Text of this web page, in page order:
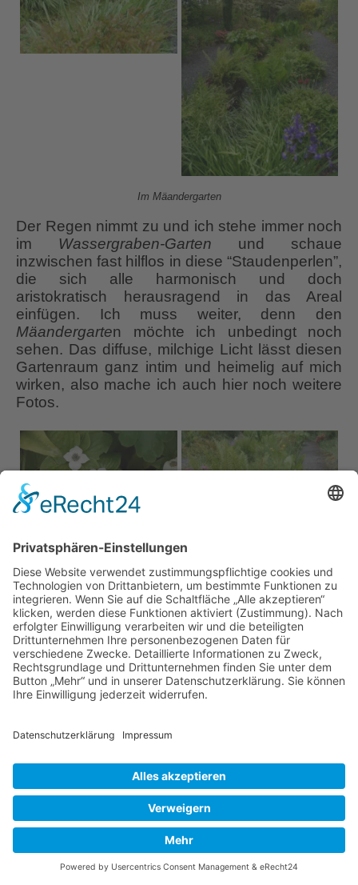
Im Mäandergarten
Der Regen nimmt zu und ich stehe immer noch
im Wassergraben-Garten und schaue
inzwischen fast hilflos in diese “Staudenperlen”,
die sich alle harmonisch und doch
aristokratisch herausragend in das Areal
einfügen. Ich muss weiter, denn den
Mäandergarten möchte ich unbedingt noch
sehen. Das diffuse, milchige Licht lässt diesen
Gartenraum ganz intim und heimelig auf mich
wirken, also mache ich auch hier noch weitere
Fotos.
Die vielenJapanischen Primeln
Farbtönen neben dem natürlich
des Gartenteils davor unterscheidet, mehr in
Bewegung zu sein als das Wasser selbst.
Aquilegia vulgarisnickt huldvoll in
unterschiedlichen Farben vomHangherunter.